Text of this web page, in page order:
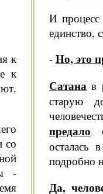
к
к
со
-
И
единство,
- Но, это
Сатана в
старую
предало
осталась
под­робно
Да,